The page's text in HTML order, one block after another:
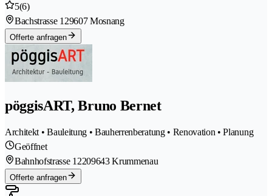
5(6)
Bachstrasse 129607 Mosnang
Offerte anfragen
pöggisART, Bruno Bernet
Architekt • Bauleitung • Bauherrenberatung • Renovation • Planung
Geöffnet
Bahnhofstrasse 12209643 Krummenau
Offerte anfragen